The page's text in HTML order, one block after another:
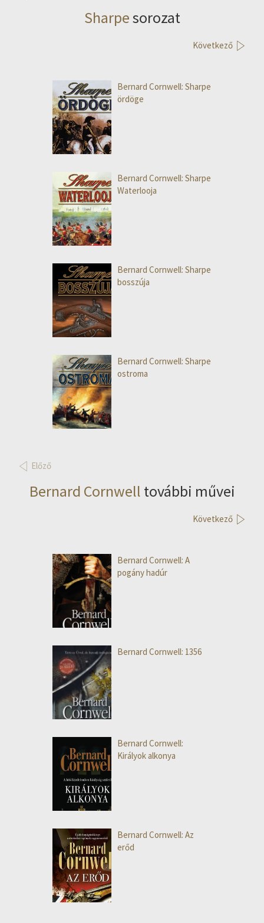
Sharpesorozat
Következő
Bernard Cornwell: Sharpe
ördöge
Bernard Cornwell: Sharpe
Waterlooja
Bernard Cornwell: Sharpe
bosszúja
Bernard Cornwell: Sharpe
ostroma
Előző
Bernard Cornwell további művei
Következő
Bernard Cornwell: A
pogány hadúr
Bernard Cornwell: 1356
Bernard Cornwell:
Királyok alkonya
Bernard Cornwell: Az
erőd